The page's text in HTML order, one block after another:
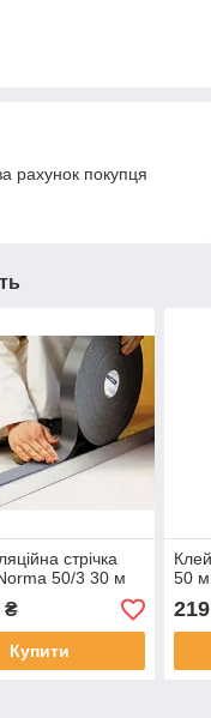
рахунок покупця
стрічка
50/3 30 м
₴
Купити
50
219